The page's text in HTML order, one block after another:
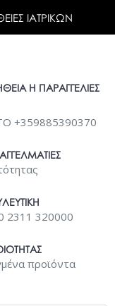
ΙΑΤΡΙΚΩΝ
Η ΠΑΡΑΓΓΕΛΙΕΣ
+359885390370
2311 320000
προϊόντα